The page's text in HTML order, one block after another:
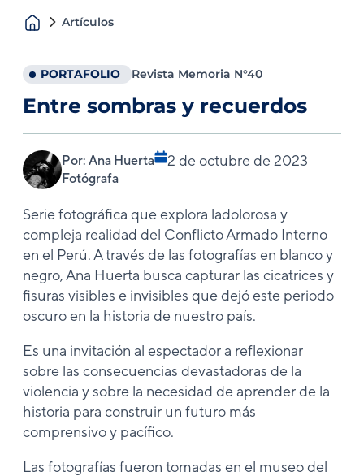
Artículos
PORTAFOLIO Revista Memoria N°40
Entre sombras y recuerdos
Por: Ana Huerta
Fotógrafa
2 de octubre de 2023
Serie fotográfica que explora ladolorosa y
compleja realidad del Conflicto Armado Interno
en el Perú. A través de las fotografías en blanco y
negro, Ana Huerta busca capturar las cicatrices y
fisuras visibles e invisibles que dejó este periodo
oscuro en la historia de nuestro país.
Es una invitación al espectador a reflexionar
sobre las consecuencias devastadoras de la
violencia y sobre la necesidad de aprender de la
historia para construir un futuro más
comprensivo y pacífico.
Las fotografías fueron tomadas en el museo del